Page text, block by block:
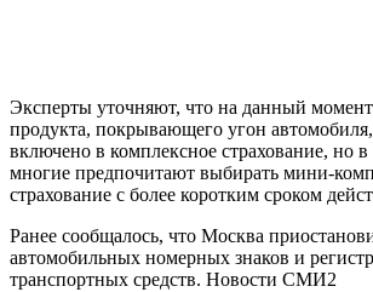
Эксперты уточняют, что на данный момент
продукта, покрывающего угон
включено в комплексное страхование, но
многие предпочитают выбирать мини-
страхование с более коротким сроком
Ранее сообщалось, что Москва
автомобильных номерных знаков и
транспортных средств. Новости СМИ2